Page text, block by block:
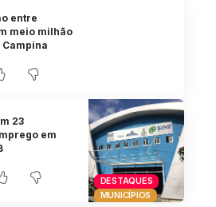
entre
meio milhão
Campina
DESTAQUES
MUNICÍPIOS
23
em